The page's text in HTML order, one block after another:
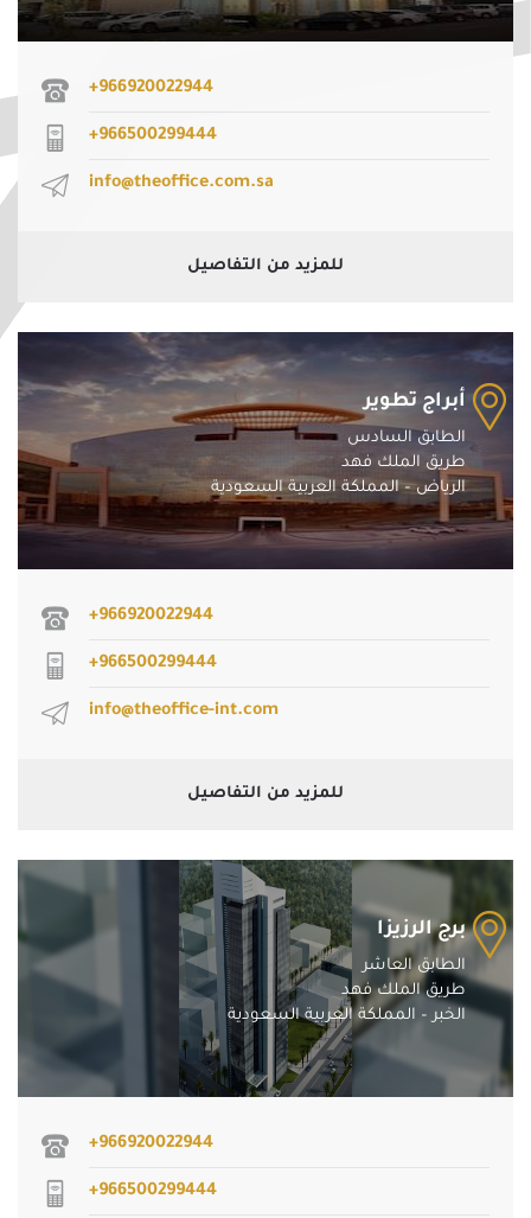
+966920022944
+966500299444
info@theoffice.com.sa
للمزيد من التفاصيل
أبراج تطوير
الطابق السادس
طريق الملك فهد
الرياض – المملكة العربية السعودية
+966920022944
+966500299444
info@theoffice-int.com
للمزيد من التفاصيل
برج الرزيزا
الطابق العاشر
طريق الملك فهد
الخبر – المملكة العربية السعودية
+966920022944
+966500299444